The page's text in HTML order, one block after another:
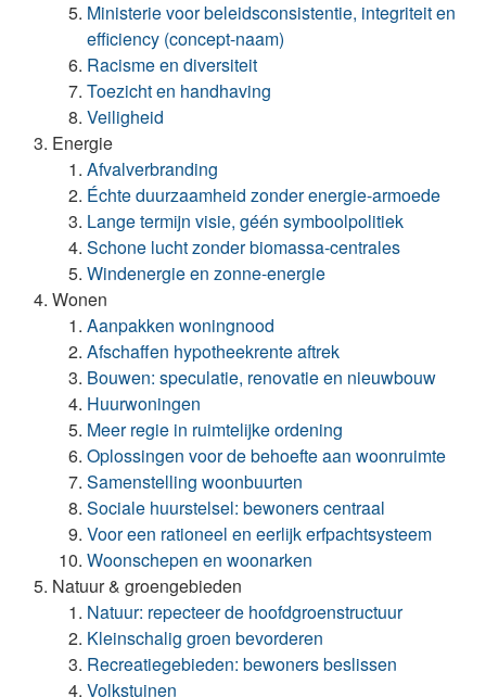
Ministerie voor beleidsconsistentie, integriteit en
efficiency (concept-naam)
Racisme en diversiteit
Toezicht en handhaving
Veiligheid
Energie
Afvalverbranding
Échte duurzaamheid zonder energie-armoede
Lange termijn visie, géén symboolpolitiek
Schone lucht zonder biomassa-centrales
Windenergie en zonne-energie
Wonen
Aanpakken woningnood
Afschaffen hypotheekrente aftrek
Bouwen: speculatie, renovatie en nieuwbouw
Huurwoningen
Meer regie in ruimtelijke ordening
Oplossingen voor de behoefte aan woonruimte
Samenstelling woonbuurten
Sociale huurstelsel: bewoners centraal
Voor een rationeel en eerlijk erfpachtsysteem
Woonschepen en woonarken
Natuur & groengebieden
Natuur: repecteer de hoofdgroenstructuur
Kleinschalig groen bevorderen
Recreatiegebieden: bewoners beslissen
Volkstuinen